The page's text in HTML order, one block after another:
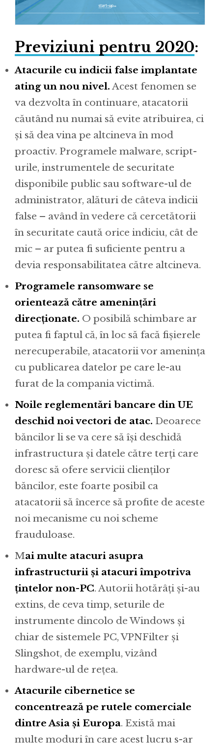
Previziuni pentru 2020:
Atacurile cu indicii false implantate
ating un nou nivel. Acest fenomen se
va dezvolta în continuare, atacatorii
căutând nu numai să evite atribuirea, ci
și să dea vina pe altcineva în mod
proactiv. Programele malware, script-
urile, instrumentele de securitate
disponibile public sau software-ul de
administrator, alături de câteva indicii
false – având în vedere că cercetătorii
în securitate caută orice indiciu, cât de
mic – ar putea fi suficiente pentru a
devia responsabilitatea către altcineva.
Programele ransomware se
orientează către amenințări
direcționate. O posibilă schimbare ar
putea fi faptul că, în loc să facă fișierele
nerecuperabile, atacatorii vor amenința
cu publicarea datelor pe care le-au
furat de la compania victimă.
Noile reglementări bancare din UE
deschid noi vectori de atac. Deoarece
băncilor li se va cere să își deschidă
infrastructura și datele către terți care
doresc să ofere servicii clienților
băncilor, este foarte posibil ca
atacatorii să încerce să profite de aceste
noi mecanisme cu noi scheme
frauduloase.
Mai multe atacuri asupra
infrastructurii și atacuri împotriva
țintelor non-PC. Autorii hotărâți și-au
extins, de ceva timp, seturile de
instrumente dincolo de Windows și
chiar de sistemele PC, VPNFilter și
Slingshot, de exemplu, vizând
hardware-ul de rețea.
Atacurile cibernetice se
concentrează pe rutele comerciale
dintre Asia și Europa. Există mai
multe moduri în care acest lucru s-ar